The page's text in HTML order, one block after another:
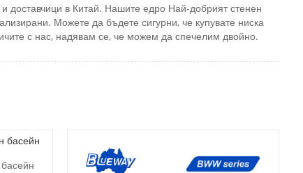
доставчици в Китай. Нашите едро Най-добрият стенен
Можете да бъдете сигурни, че купувате ниска
с нас, надявам се, че можем да спечелим двойно.